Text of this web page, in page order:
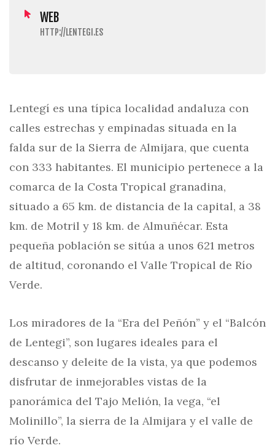
WEB
HTTP://LENTEGI.ES
Lentegí es una típica localidad andaluza con
calles estrechas y empinadas situada en la
falda sur de la Sierra de Almijara, que cuenta
con 333 habitantes. El municipio pertenece a la
comarca de la Costa Tropical granadina,
situado a 65 km. de distancia de la capital, a 38
km. de Motril y 18 km. de Almuñécar. Esta
pequeña población se sitúa a unos 621 metros
de altitud, coronando el Valle Tropical de Río
Verde.
Los miradores de la “Era del Peñón” y el “Balcón
de Lentegi”, son lugares ideales para el
descanso y deleite de la vista, ya que podemos
disfrutar de inmejorables vistas de la
panorámica del Tajo Melión, la vega, “el
Molinillo”, la sierra de la Almijara y el valle de
río Verde.